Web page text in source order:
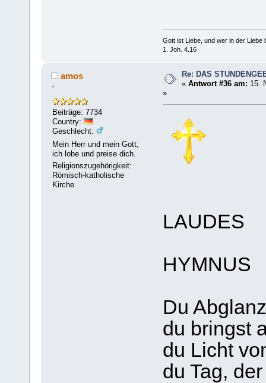
Gott ist Liebe, und wer in der Liebe
1. Joh. 4.16
amos
'
Beiträge: 7734
Country:
Geschlecht:
Mein Herr und mein Gott,
ich lobe und preise dich.
Religionszugehörigkeit:
Römisch-katholische
Kirche
Re: DAS
«Antwort #36 am: 15.
»
LAUDES
HYMNUS
Du
du bringst
du Licht
du Tag,